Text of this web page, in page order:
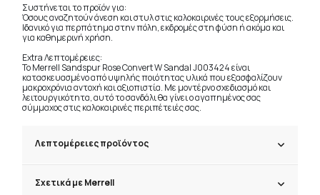
Συστήνεται το προϊόν για:
Όσους αναζητούν άνεση και στυλ στις καλοκαιρινές τους εξορμήσεις.
Ιδανικό για περπάτημα στην πόλη, εκδρομές στη φύση ή ακόμα και
για καθημερινή χρήση.
Extra Λεπτομέρειες:
Το Merrell Sandspur Rose Convert W Sandal J003424 είναι
κατασκευασμένο από υψηλής ποιότητας υλικά που εξασφαλίζουν
μακροχρόνια αντοχή και αξιοπιστία. Με μοντέρνο σχεδιασμό και
λειτουργικότητα, αυτό το σανδάλι θα γίνει ο αγαπημένος σας
σύμμαχος στις καλοκαιρινές περιπέτειές σας.
Λεπτομέρειες προϊόντος
Σχετικά με Merrell